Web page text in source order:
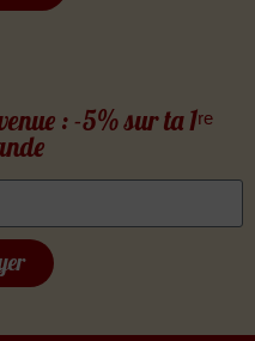
: -5% sur ta 1ʳᵉ